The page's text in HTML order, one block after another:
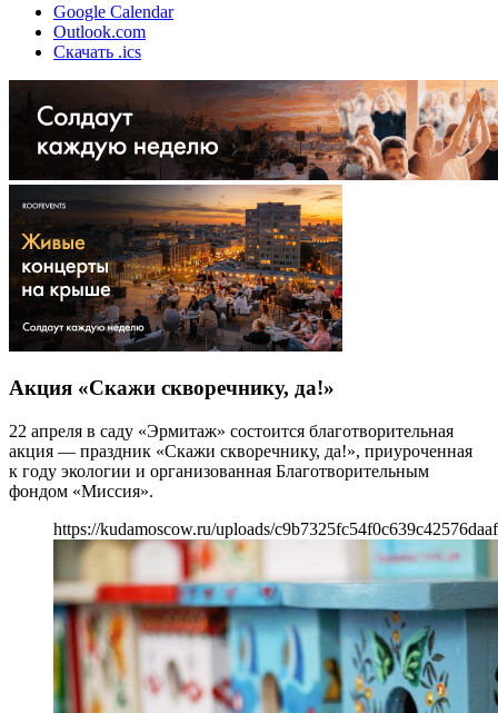
Google Calendar
Outlook.com
Скачать .ics
Акция «Скажи скворечнику, да!»
22 апреля в саду «Эрмитаж» состоится благотворительная
акция — праздник «Скажи скворечнику, да!», приуроченная
к году экологии и организованная Благотворительным
фондом «Миссия».
https://kudamoscow.ru/uploads/